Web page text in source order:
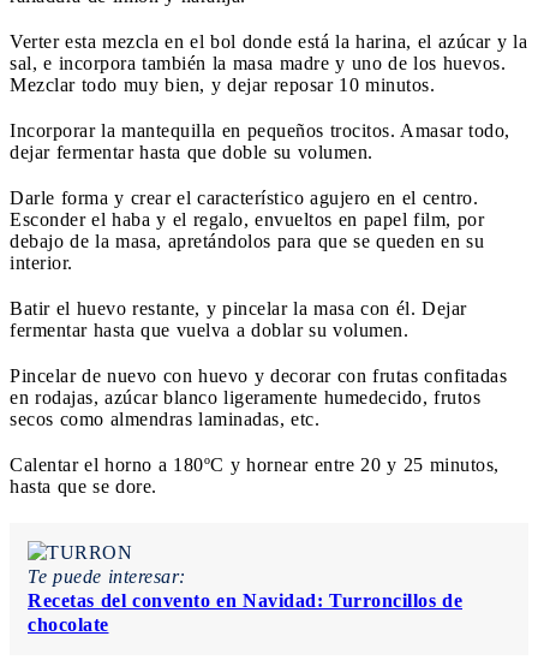
Verter esta mezcla en el bol donde está la harina, el azúcar y la
sal, e incorpora también la masa madre y uno de los huevos.
Mezclar todo muy bien, y dejar reposar 10 minutos.
Incorporar la mantequilla en pequeños trocitos. Amasar todo,
dejar fermentar hasta que doble su volumen.
Darle forma y crear el característico agujero en el centro.
Esconder el haba y el regalo, envueltos en papel film, por
debajo de la masa, apretándolos para que se queden en su
interior.
Batir el huevo restante, y pincelar la masa con él. Dejar
fermentar hasta que vuelva a doblar su volumen.
Pincelar de nuevo con huevo y decorar con frutas confitadas
en rodajas, azúcar blanco ligeramente humedecido, frutos
secos como almendras laminadas, etc.
Calentar el horno a 180ºC y hornear entre 20 y 25 minutos,
hasta que se dore.
Te puede interesar:
Recetas del convento en Navidad: Turroncillos de
chocolate